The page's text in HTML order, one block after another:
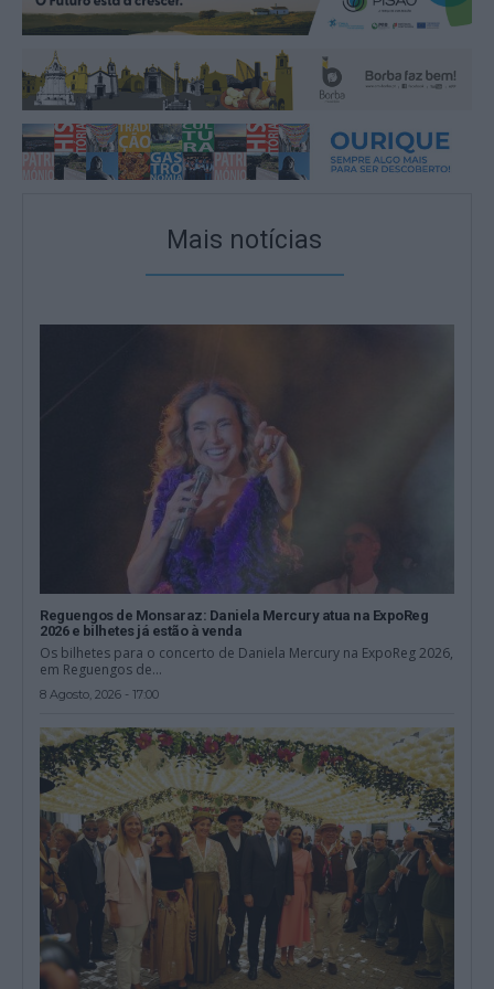
Mais notícias
Reguengos de Monsaraz: Daniela Mercury atua na ExpoReg
2026 e bilhetes já estão à venda
Os bilhetes para o concerto de Daniela Mercury na ExpoReg 2026,
em Reguengos de...
8 Agosto, 2026 - 17:00